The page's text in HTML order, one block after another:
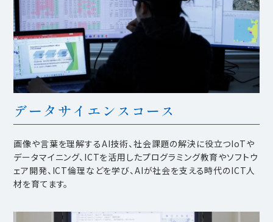
データサイエンスコース
画像や言葉を理解するAI技術、社会課題の解決に役立つIoTや
データマイニング、ICTを活用したプログラミング教育やソフトウ
ェア開発、ICT倫理などを学び、AIが社会を支える時代のICT人
材を育てます。